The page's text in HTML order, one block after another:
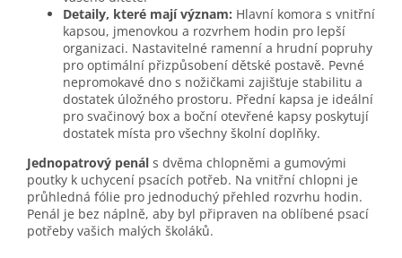
Detaily, které mají význam: Hlavní komora s vnitřní
kapsou, jmenovkou a rozvrhem hodin pro lepší
organizaci. Nastavitelné ramenní a hrudní popruhy
pro optimální přizpůsobení dětské postavě. Pevné
nepromokavé dno s nožičkami zajišťuje stabilitu a
dostatek úložného prostoru. Přední kapsa je ideální
pro svačinový box a boční otevřené kapsy poskytují
dostatek místa pro všechny školní doplňky.
Jednopatrový penál s dvěma chlopněmi a gumovými
poutky k uchycení psacích potřeb. Na vnitřní chlopni je
průhledná fólie pro jednoduchý přehled rozvrhu hodin.
Penál je bez náplně, aby byl připraven na oblíbené psací
potřeby vašich malých školáků.